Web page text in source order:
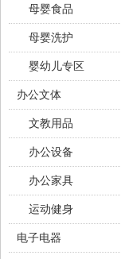
母婴食品
母婴洗护
婴幼儿专区
办公文体
文教用品
办公设备
办公家具
运动健身
电子电器